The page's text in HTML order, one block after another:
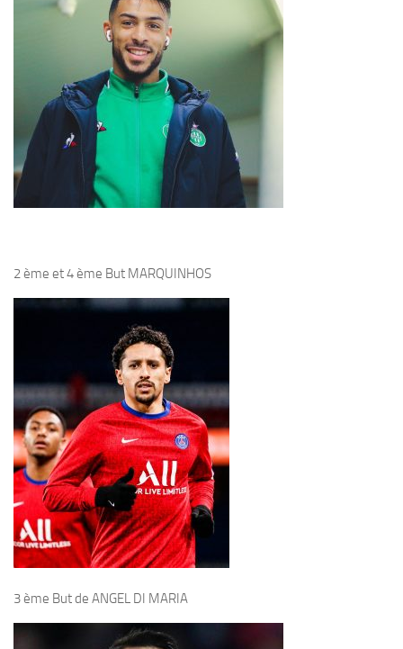
2 ème et 4 ème But MARQUINHOS
3 ème But de ANGEL DI MARIA